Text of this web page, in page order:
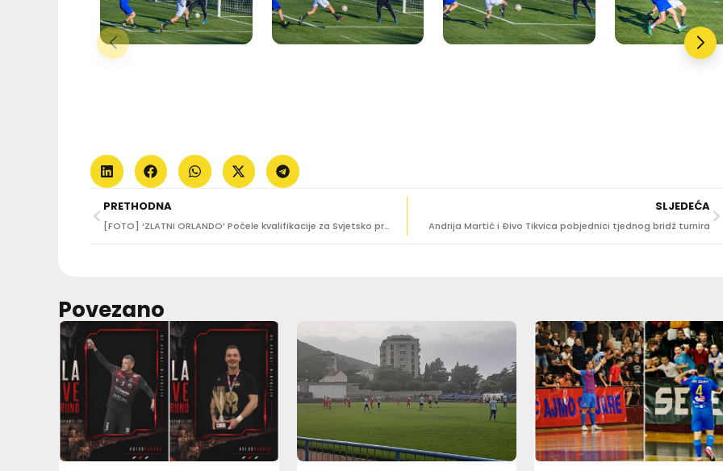
PRETHODNA
[FOTO] ‘ZLATNI ORLANDO’ Počele kvalifikacije za Svjetsko prvenstvo u Singapuru
SLJEDEĆA
Andrija Martić i Đivo Tikvica pobjednici tjednog bridž turnira
Povezano